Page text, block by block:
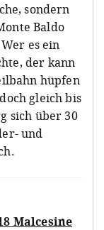
sondern
Baldo
es ein
der kann
hüpfen
gleich bis
sich über 30
und
Malcesine